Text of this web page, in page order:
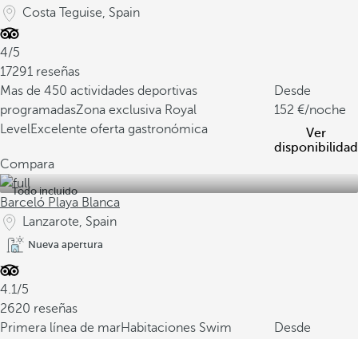
Costa Teguise, Spain
4/5
17291 reseñas
Mas de 450 actividades deportivas
programadasZona exclusiva Royal
LevelExcelente oferta gastronómica
Desde
152
/noche
Ver
disponibilidad
Compara
Todo incluido
Barceló Playa Blanca
Lanzarote, Spain
Nueva apertura
4.1/5
2620 reseñas
Primera línea de marHabitaciones Swim
Desde